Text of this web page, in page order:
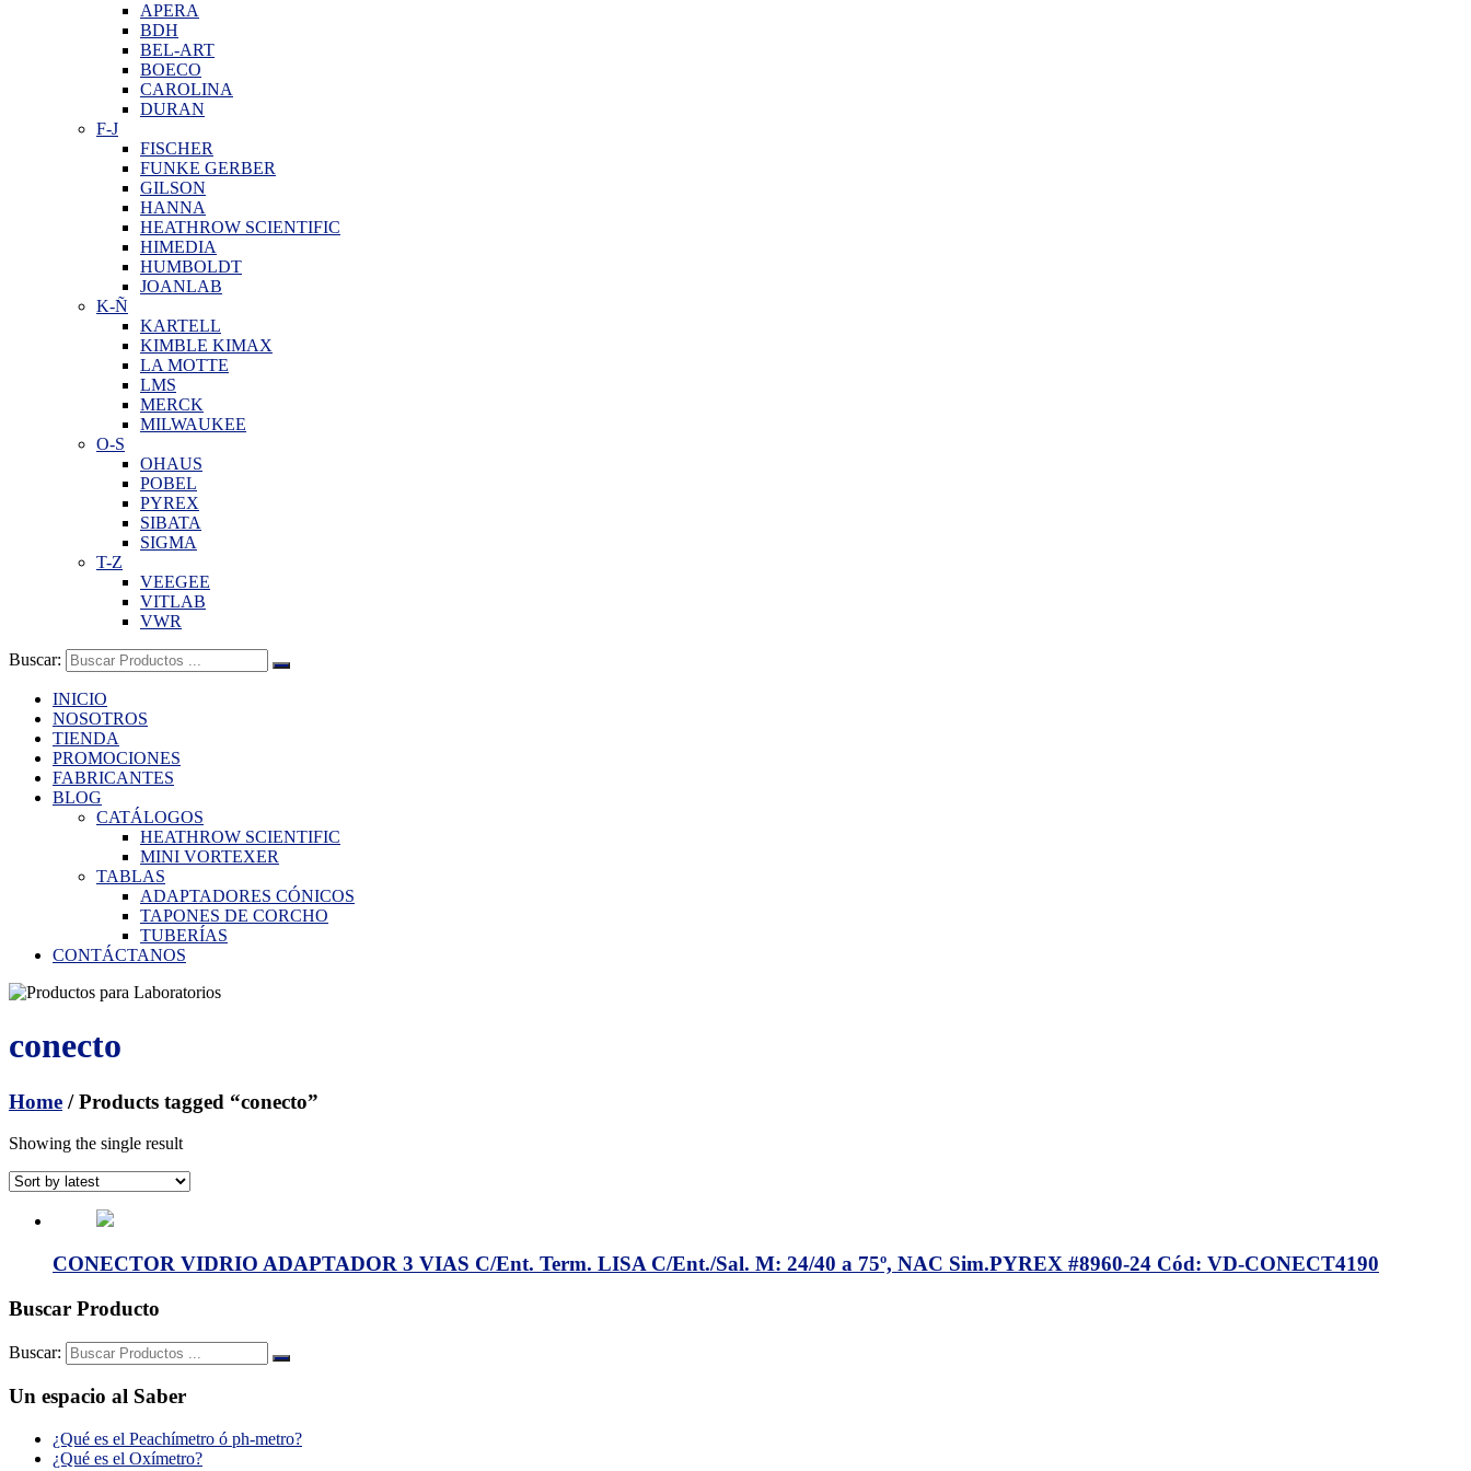
APERA
BDH
BEL-ART
BOECO
CAROLINA
DURAN
F-J
FISCHER
FUNKE GERBER
GILSON
HANNA
HEATHROW SCIENTIFIC
HIMEDIA
HUMBOLDT
JOANLAB
K-Ñ
KARTELL
KIMBLE KIMAX
LA MOTTE
LMS
MERCK
MILWAUKEE
O-S
OHAUS
POBEL
PYREX
SIBATA
SIGMA
T-Z
VEEGEE
VITLAB
VWR
Buscar:
INICIO
NOSOTROS
TIENDA
PROMOCIONES
FABRICANTES
BLOG
CATÁLOGOS
HEATHROW SCIENTIFIC
MINI VORTEXER
TABLAS
ADAPTADORES CÓNICOS
TAPONES DE CORCHO
TUBERÍAS
CONTÁCTANOS
conecto
Home / Products tagged “conecto”
Showing the single result
CONECTOR VIDRIO ADAPTADOR 3 VIAS C/Ent. Term. LISA C/Ent./Sal. M: 24/40 a 75º, NAC Sim.PYREX #8960-24 Cód: VD-CONECT4190
Buscar Producto
Buscar:
Un espacio al Saber
¿Qué es el Peachímetro ó ph-metro?
¿Qué es el Oxímetro?